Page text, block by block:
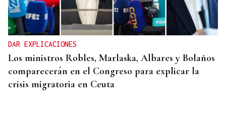
DAR EXPLICACIONES
Los ministros Robles, Marlaska, Albares y Bolaños
comparecerán en el Congreso para explicar la
crisis migratoria en Ceuta